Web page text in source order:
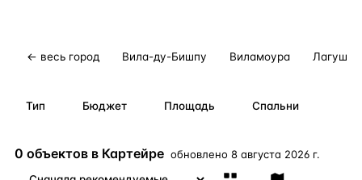
Стамбул —Локация Турция · 2
← весь город Вила-ду-Бишпу Виламоура Лагуш
Тип Бюджет Площадь Спальни
0 объектов в Картейре обновлено 8 августа 2026 г.